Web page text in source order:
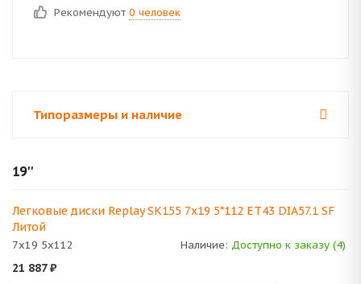
Рекомендуют 0 человек
Типоразмеры и наличие
19''
Легковые диски Replay SK155 7x19 5*112 ET43 DIA57.1 SF
Литой
7x19 5x112 Наличие: Доступно к заказу (4)
21 887₽